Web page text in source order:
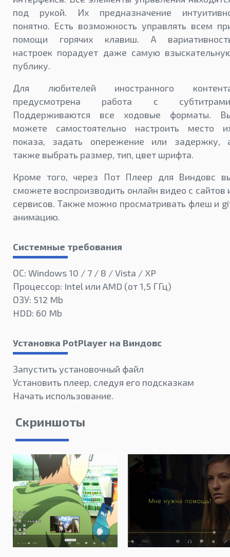
под рукой. Их предназначение
понятно. Есть возможность управлять всем
помощи горячих клавиш. А
настроек порадует даже самую
публику.
Для любителей иностранного
предусмотрена работа с
Поддерживаются все ходовые форматы.
можете самостоятельно настроить место
показа, задать опережение или задержку,
также выбрать размер, тип, цвет шрифта.
Кроме того, через Пот Плеер для Виндовс
сможете воспроизводить онлайн видео с сайтов
сервисов. Также можно просматривать флеш и
анимацию.
Системные требования
ОС: Windows 10 / 7 / 8 / Vista / XP
Процессор: Intel или AMD (от 1,5 ГГц)
ОЗУ: 512 Mb
HDD: 60 Mb
Установка PotPlayer на Виндовс
Запустить установочный файл
Установить плеер, следуя его подсказкам
Начать использование.
Скриншоты